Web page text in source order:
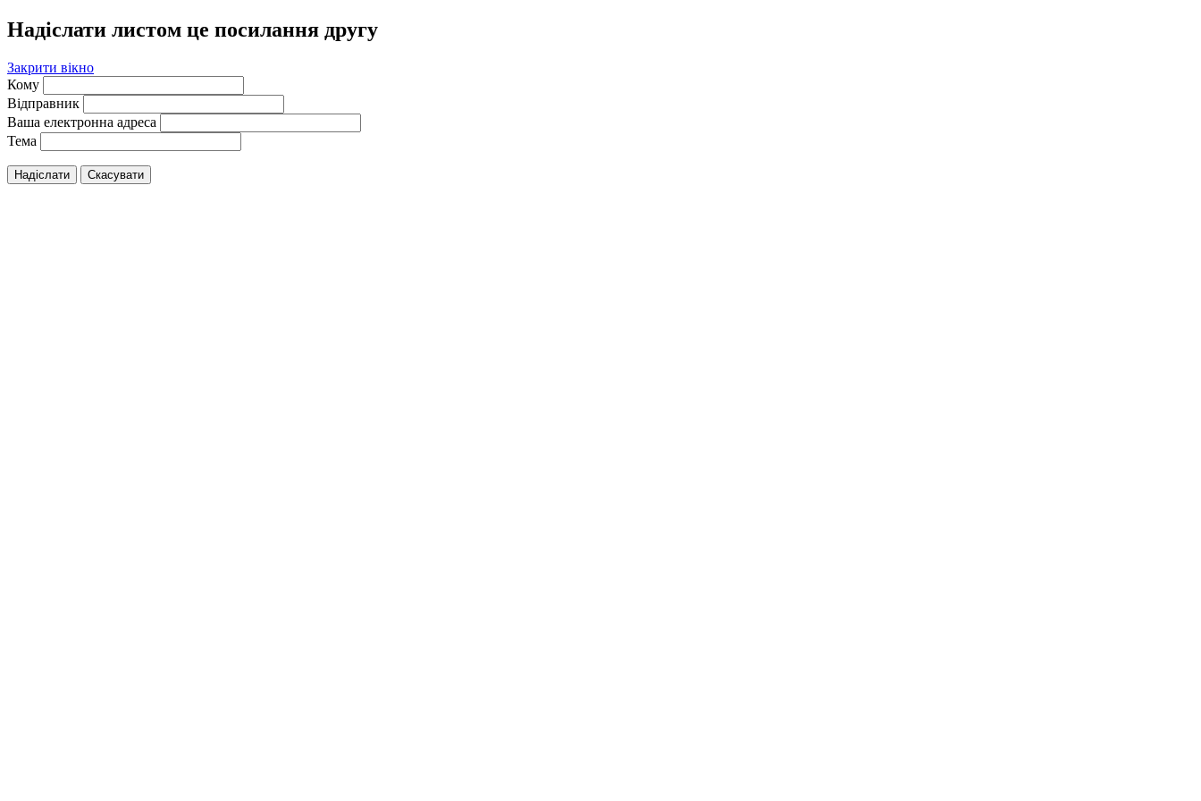
Надіслати листом це посилання другу
Закрити вікно
Кому
Відправник
Ваша електронна адреса
Тема
Надіслати Скасувати